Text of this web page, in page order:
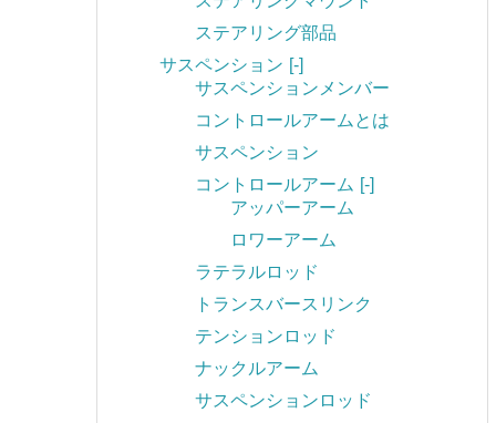
ステアリング部品
サスペンション [-]
サスペンションメンバー
コントロールアームとは
サスペンション
コントロールアーム [-]
アッパーアーム
ロワーアーム
ラテラルロッド
トランスバースリンク
テンションロッド
ナックルアーム
サスペンションロッド